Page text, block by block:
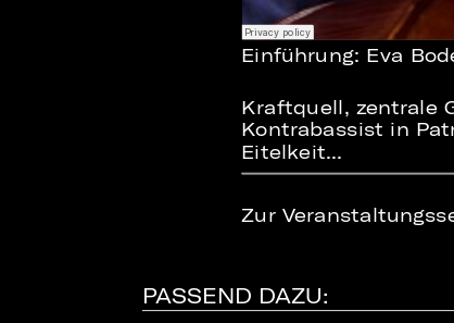
Einführung: Eva
Kraftquell, zentrale
Kontrabassist in
Eitelkeit...
Zur
PASSEND DAZU: